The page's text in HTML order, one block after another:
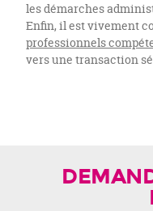
les démarches
Enfin, il est vivement
professionnels
vers une transaction